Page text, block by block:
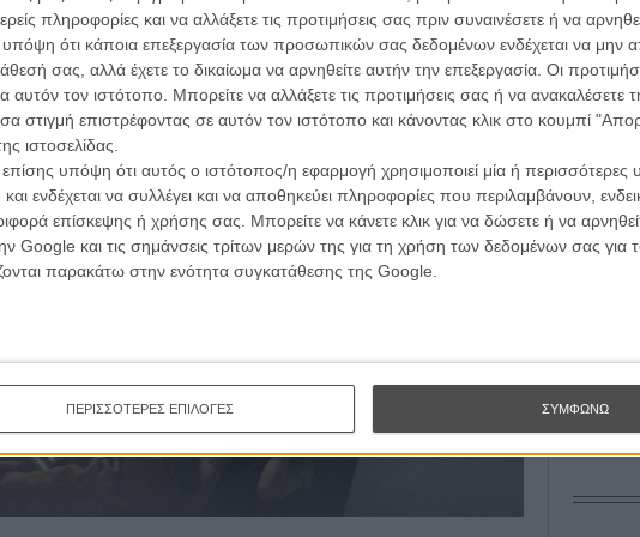
πληροφορίες και να αλλάξετε τις προτιμήσεις σας πριν συναινέσετε ή να
ότι κάποια επεξεργασία των προσωπικών σας δεδομένων ενδέχεται να μην
σας, αλλά έχετε το δικαίωμα να αρνηθείτε αυτήν την επεξεργασία. Οι
αυτόν τον ιστότοπο. Μπορείτε να αλλάξετε τις προτιμήσεις σας ή να ανακαλέσετε
στιγμή επιστρέφοντας σε αυτόν τον ιστότοπο και κάνοντας κλικ στο κουμπί
ιστοσελίδας.
υπόψη ότι αυτός ο ιστότοπος/η εφαρμογή χρησιμοποιεί μία ή περισσότερες
ενδέχεται να συλλέγει και να αποθηκεύει πληροφορίες που περιλαμβάνουν,
επίσκεψης ή χρήσης σας. Μπορείτε να κάνετε κλικ για να δώσετε ή να
Google και τις σημάνσεις τρίτων μερών της για τη χρήση των δεδομένων σας
παρακάτω στην ενότητα συγκατάθεσης της Google.
ΠΕΡΙΣΣΟΤΕΡΕΣ ΕΠΙΛΟΓΕΣ ΣΥΜΦΩΝΩ
τον ίδιο τρόπο που το κορμί σου αρχίζει να κουνιέται ένα βράδυ σε
τίποτα» και το χειρότερο που μπορεί να σου συμβεί είναι να φύγεις
ποτό το ξημέρωμα, η «Νορβηγία» σε παίρνει από το χέρι και σε
ρομαντισμού.
L’ Affaire
Ζαν-Πολ
Ο
10
τον